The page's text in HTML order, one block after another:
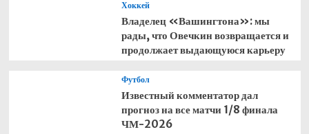
Хоккей
Владелец «Вашингтона»: мы
рады, что Овечкин возвращается и
продолжает выдающуюся карьеру
Футбол
Известный комментатор дал
прогноз на все матчи 1/8 финала
ЧМ-2026